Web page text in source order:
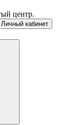
центр.
Личный кабинет